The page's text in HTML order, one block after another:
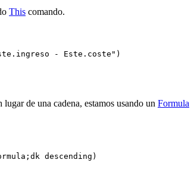
This comando.
- Este.coste")
de una cadena, estamos usando un Formula
; dk descending )